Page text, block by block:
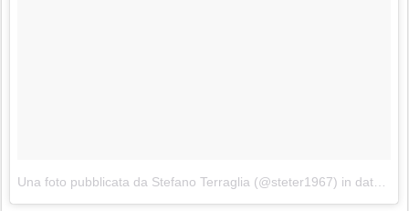
Una foto pubblicata da Stefano Terraglia (@steter1967) in data: